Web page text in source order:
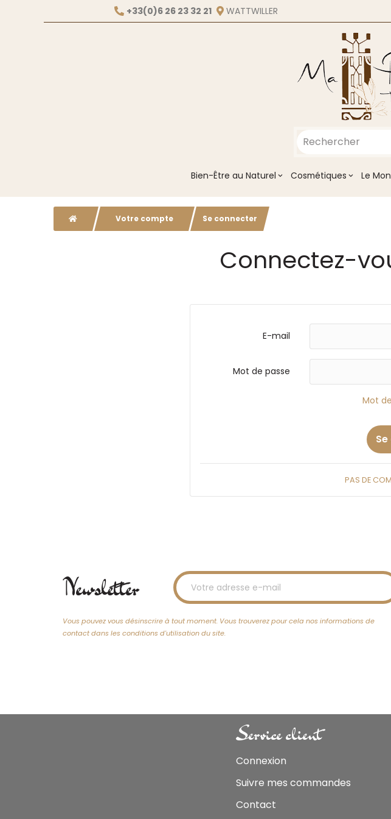
+33(0)6 26 23 32 21 WATTWILLER
Bien-Être au Naturel Cosmétiques Le
Votre compte Se connecter
Connectez-
E-mail
Mot de passe
Mot
PAS DE
Newsletter
Vous pouvez vous désinscrire à tout moment. Vous trouverez pour cela nos informations de
contact dans les conditions d'utilisation du site.
Service client
Connexion
Suivre mes commandes
Contact